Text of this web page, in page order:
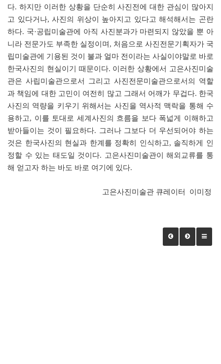
다. 하지만 이러한 상황을 단순히 사진전에 대한 관심이 많아지
고 있다거나, 사진의 위상이 높아지고 있다고 해석해서는 곤란
하다. 국·공립미술관에 아직 사진분과가 마련되지 않았을 뿐 아
니라 전문가도 부족한 실정이며, 처음으로 사진전문기획자가 국
립미술관에 기용된 것이 불과 얼마 전이라는 사실이야말로 바로
한국사진의 현실이기 때문이다. 이러한 상황에서 고은사진미술
관은 사립미술관으로서 그리고 사진전문미술관으로서의 역할
과 책임에 대한 고민이 여전히 많고 그래서 어깨가 무겁다. 한국
사진의 역량을 키우기 위해서는 사진을 역사적 맥락을 통해 수
용하고, 이를 토대로 세계사진의 흐름을 보다 폭넓게 이해하고
받아들이는 것이 필요하다. 그러나 그보다 더 우선되어야 하는
것은 한국사진의 현실과 한계를 정확히 인식하고, 솔직하게 인
정할 수 있는 태도일 것이다. 고은사진미술관이 해외교류를 통
해 얻고자 하는 바도 바로 여기에 있다.
고은사진미술관 큐레이터 이미정